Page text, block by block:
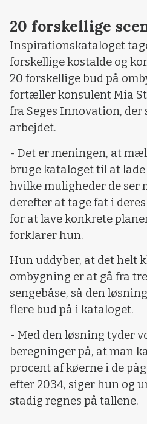
20 forskellige
Inspirationskataloget
forskellige kostalde og
20 forskellige bud på
fortæller konsulent Mia
fra Seges Innovation, der
arbejdet.
- Det er meningen, at
bruge kataloget til at
hvilke muligheder de ser
derefter at tage fat i
for at lave konkrete
forklarer hun.
Hun uddyber, at det helt
ombygning er at gå fra
sengebåse, så den
flere bud på i kataloget.
- Med den løsning tyder
beregninger på, at man
procent af køerne i de
efter 2034, siger hun og
stadig regnes på tallene.